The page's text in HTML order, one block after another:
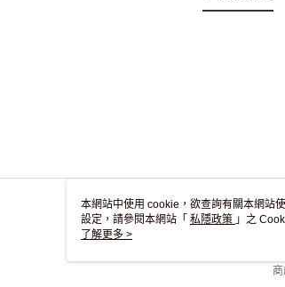
本網站中使用 cookie，欲查詢有關本網站
設定，請參閱本網站「 私隱政策 」之
用 cookie。
了解更多 >